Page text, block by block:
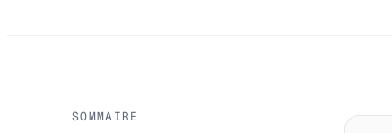
SOMMAIRE